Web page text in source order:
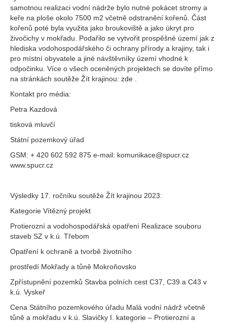
samotnou realizaci vodní nádrže bylo nutné pokácet stromy a
keře na ploše okolo 7500 m2 včetně odstranění kořenů. Část
kořenů poté byla využita jako broukoviště a jako úkryt pro
živočichy v mokřadu. Podařilo se vytvořit prospěšné území jak z
hlediska vodohospodářského či ochrany přírody a krajiny, tak i
pro místní obyvatele a jiné návštěvníky území vhodné k
odpočinku. Více o všech oceněných projektech se dovíte přímo
na stránkách soutěže Žít krajinou: zde .
Kontakt pro média:
Petra Kazdová
tisková mluvčí
Státní pozemkový úřad
GSM: + 420 602 592 875 e-mail: komunikace@spucr.cz
www.spucr.cz
Výsledky 17. ročníku soutěže Žít krajinou 2023:
Kategorie Vítězný projekt
Protierozní a vodohospodářská opatření Realizace souboru
staveb SZ v k.ú. Třebom
Opatření k ochraně a tvorbě životního
prostředí Mokřady a tůně Mokroňovsko
Zpřístupnění pozemků Stavba polních cest C37, C39 a C43 v
k.ú. Vyskeř
Cena Státního pozemkového úřadu Malá vodní nádrž včetně
tůně a mokřadu v k.ú. Slavičky I. kategorie – Protierozní a